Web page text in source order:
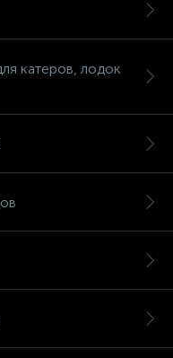
катеров, лодок